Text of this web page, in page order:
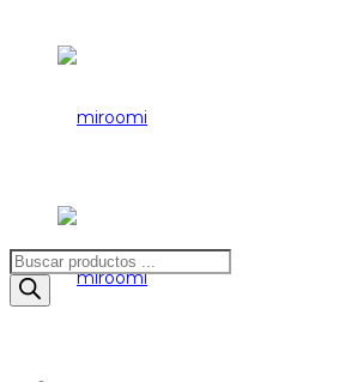
Búsqueda
de
productos